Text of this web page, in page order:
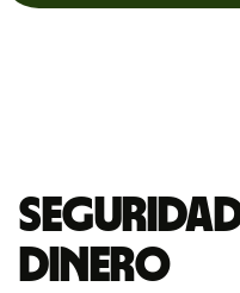
dinero